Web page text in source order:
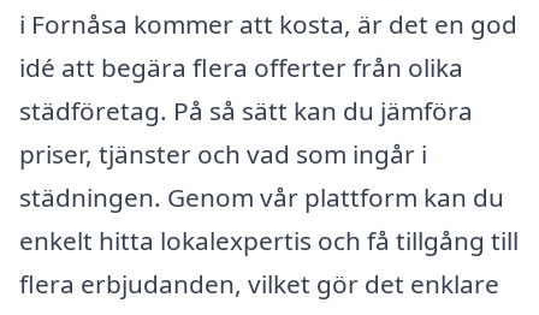
i Fornåsa kommer att kosta, är det en god
idé att begära flera offerter från olika
städföretag. På så sätt kan du jämföra
priser, tjänster och vad som ingår i
städningen. Genom vår plattform kan du
enkelt hitta lokalexpertis och få tillgång till
flera erbjudanden, vilket gör det enklare